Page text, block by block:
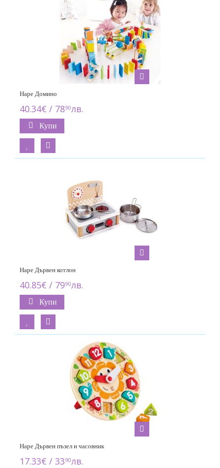
Hape Домино
40.34€ / 7890лв.
Купи
Hape Дървен котлон
40.85€ / 7990лв.
Купи
Hape Дървен пъзел и часовник
17.33€ / 3390лв.